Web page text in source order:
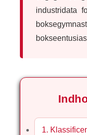
industridata
1.